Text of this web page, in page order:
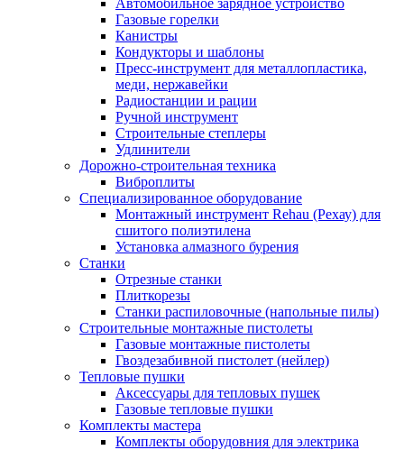
Автомобильное зарядное устройство
Газовые горелки
Канистры
Кондукторы и шаблоны
Пресс-инструмент для металлопластика,
меди, нержавейки
Радиостанции и рации
Ручной инструмент
Строительные степлеры
Удлинители
Дорожно-строительная техника
Виброплиты
Специализированное оборудование
Монтажный инструмент Rehau (Рехау) для
сшитого полиэтилена
Установка алмазного бурения
Станки
Отрезные станки
Плиткорезы
Станки распиловочные (напольные пилы)
Строительные монтажные пистолеты
Газовые монтажные пистолеты
Гвоздезабивной пистолет (нейлер)
Тепловые пушки
Аксессуары для тепловых пушек
Газовые тепловые пушки
Комплекты мастера
Комплекты оборудовния для электрика